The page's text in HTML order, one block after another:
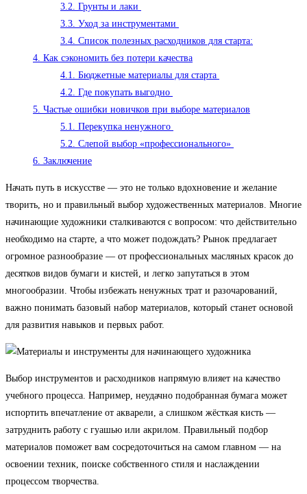
3.2. Грунты и лаки
3.3. Уход за инструментами
3.4. Список полезных расходников для старта:
4. Как сэкономить без потери качества
4.1. Бюджетные материалы для старта
4.2. Где покупать выгодно
5. Частые ошибки новичков при выборе материалов
5.1. Перекупка ненужного
5.2. Слепой выбор «профессионального»
6. Заключение
Начать путь в искусстве — это не только вдохновение и желание
творить, но и правильный выбор художественных материалов. Многие
начинающие художники сталкиваются с вопросом: что действительно
необходимо на старте, а что может подождать? Рынок предлагает
огромное разнообразие — от профессиональных масляных красок до
десятков видов бумаги и кистей, и легко запутаться в этом
многообразии. Чтобы избежать ненужных трат и разочарований,
важно понимать базовый набор материалов, который станет основой
для развития навыков и первых работ.
Выбор инструментов и расходников напрямую влияет на качество
учебного процесса. Например, неудачно подобранная бумага может
испортить впечатление от акварели, а слишком жёсткая кисть —
затруднить работу с гуашью или акрилом. Правильный подбор
материалов поможет вам сосредоточиться на самом главном — на
освоении техник, поиске собственного стиля и наслаждении
процессом творчества.